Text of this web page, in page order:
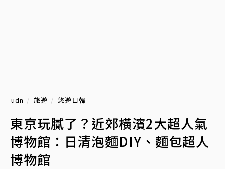
udn 旅遊 悠遊日韓
東京玩膩了？近郊橫濱2大超人氣
博物館：日清泡麵DIY、麵包超人
博物館